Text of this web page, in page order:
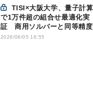
で1万件超の組合せ最適化実
証 商用ソルバーと同等精度
2026/08/05 16:55